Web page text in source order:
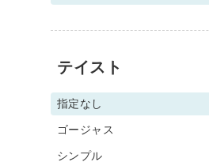
テイスト
指定なし
ゴージャス
シンプル